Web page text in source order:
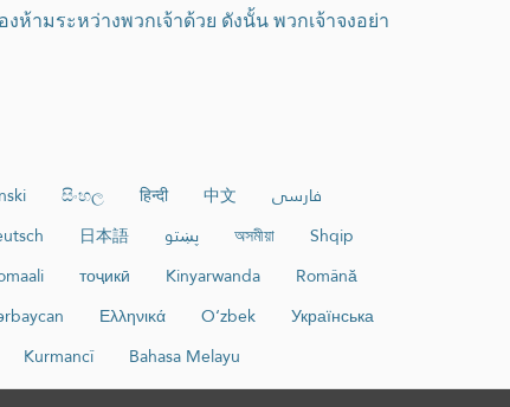
ามระหว่างพวกเจ้าด้วย ดังนั้น พวกเจ้าจงอย่า
සිංහල हिन्दी 中文
فارسی
日本語 پښتو অসমীয়া
Shqip
тоҷикӣ Kinyarwanda
Română
Ελληνικά O‘zbek
Українська
Kurmancî Bahasa Melayu